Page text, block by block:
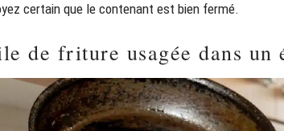
certain que le contenant est bien fermé.
de friture usagée dans un